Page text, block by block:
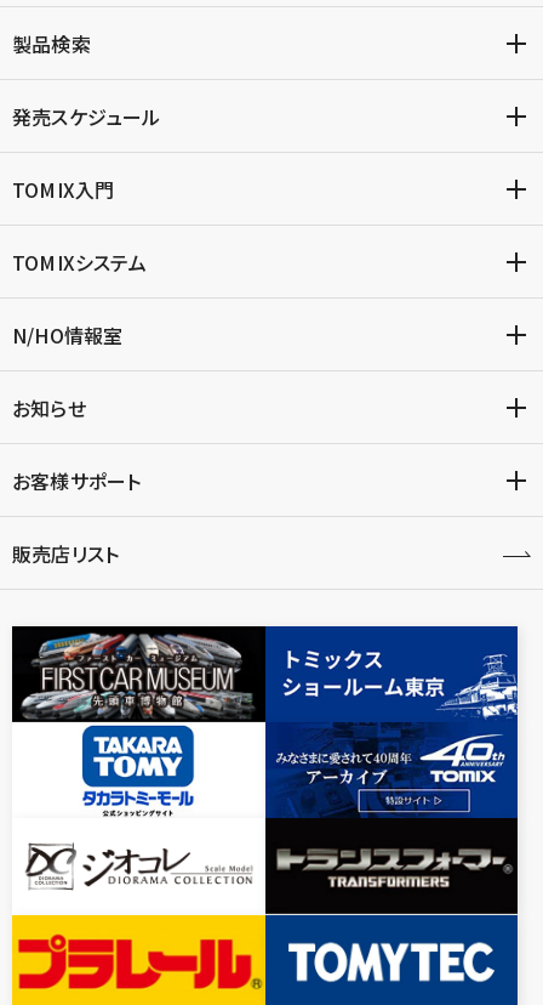
製品検索
発売スケジュール
TOMIX入門
TOMIXシステム
N/HO情報室
お知らせ
お客様サポート
販売店リスト